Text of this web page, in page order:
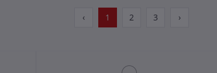
‹ 1 2 3 ›